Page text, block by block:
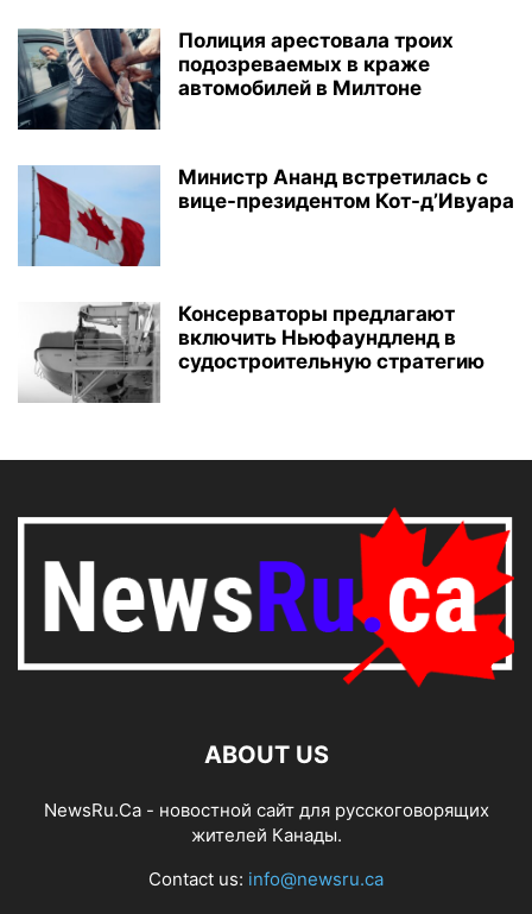
Полиция арестовала троих
подозреваемых в краже
автомобилей в Милтоне
Министр Ананд встретилась с
вице-президентом Кот-д’Ивуара
Консерваторы предлагают
включить Ньюфаундленд в
судостроительную стратегию
ABOUT US
NewsRu.Ca - новостной сайт для русскоговорящих
жителей Канады.
Contact us: info@newsru.ca